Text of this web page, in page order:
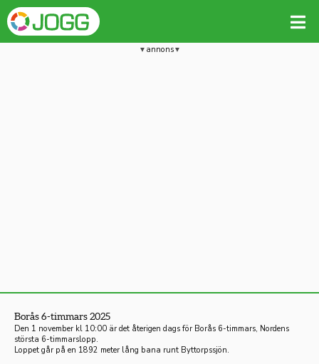
annons
Borås 6-timmars 2025
Den 1 november kl 10:00 är det återigen dags för Borås 6-timmars, Nordens
största 6-timmarslopp.
Loppet går på en 1892 meter lång bana runt Byttorpssjön.